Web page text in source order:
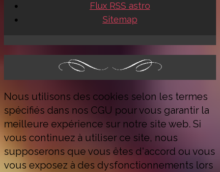
Flux RSS astro
Sitemap
Nous utilisons des cookies selon les termes
spécifiés dans nos CGU pour vous garantir la
meilleure expérience sur notre site web. Si
vous continuez à utiliser ce site, nous
supposerons que vous êtes d'accord ou vous
vous exposez à des dysfonctionnements lors